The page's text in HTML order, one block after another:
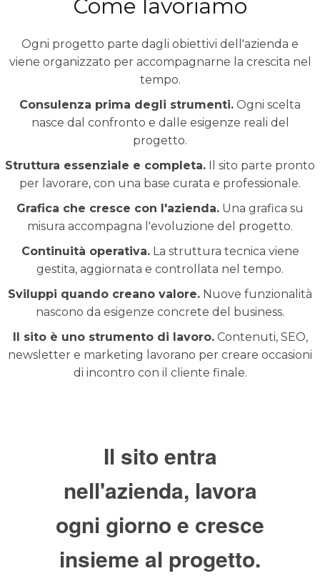
Come lavoriamo
Ogni progetto parte dagli obiettivi dell'azienda e
viene organizzato per accompagnarne la crescita nel
tempo.
Consulenza prima degli strumenti. Ogni scelta
nasce dal confronto e dalle esigenze reali del
progetto.
Struttura essenziale e completa. Il sito parte pronto
per lavorare, con una base curata e professionale.
Grafica che cresce con l'azienda. Una grafica su
misura accompagna l'evoluzione del progetto.
Continuità operativa.La struttura tecnica viene
gestita, aggiornata e controllata nel tempo.
Sviluppi quando creano valore. Nuove funzionalità
nascono da esigenze concrete del business.
Il sito è uno strumento di lavoro.Contenuti, SEO,
newsletter e marketing lavorano per creare occasioni
di incontro con il cliente finale.
Il sito entra
nell'azienda, lavora
ogni giorno e cresce
insieme al progetto.